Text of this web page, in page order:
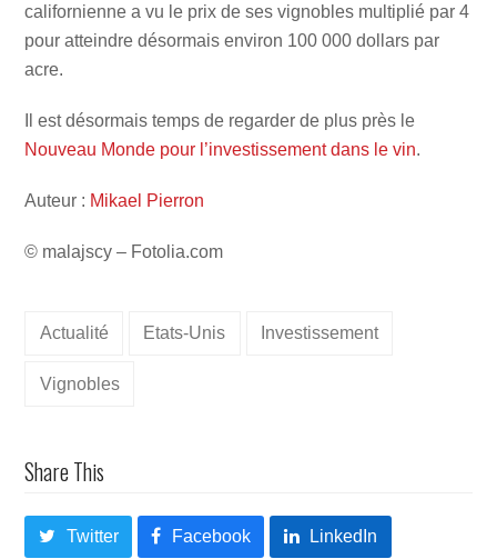
californienne a vu le prix de ses vignobles multiplié par 4
pour atteindre désormais environ 100 000 dollars par
acre.
Il est désormais temps de regarder de plus près le
Nouveau Monde pour l’investissement dans le vin.
Auteur : Mikael Pierron
© malajscy – Fotolia.com
Actualité Etats-Unis Investissement
Vignobles
Share This
Twitter Facebook LinkedIn